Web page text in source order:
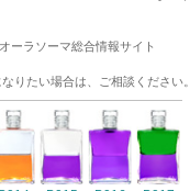
ーラソーマ総合情報サイト
りたい場合は、ご相談ください。